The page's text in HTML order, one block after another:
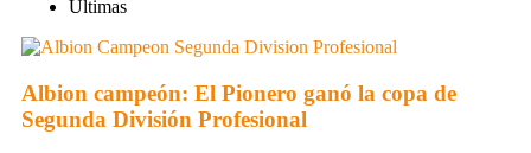
Últimas
Albion campeón: El Pionero ganó la copa de
Segunda División Profesional